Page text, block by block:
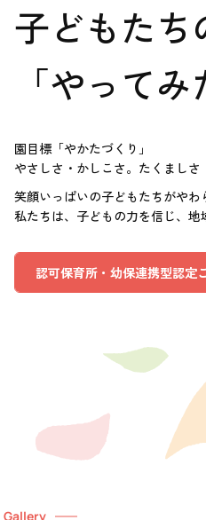
子どもたち
「やって
園目標「やかたづくり」
やさしさ・かしこさ。たくましさ
笑顔いっぱいの子どもたちがやわ
私たちは、子どもの力を信じ、地
認可保育所・幼保連携型認定
Gallery